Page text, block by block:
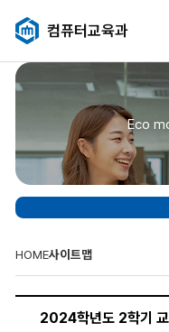
컴퓨터교육과
Eco
HOME사이트맵
2024학년도 2학기 교